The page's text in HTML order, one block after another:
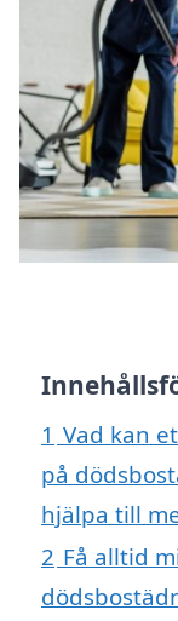
1 Vad kan
på
hjälpa till
2 Få alltid